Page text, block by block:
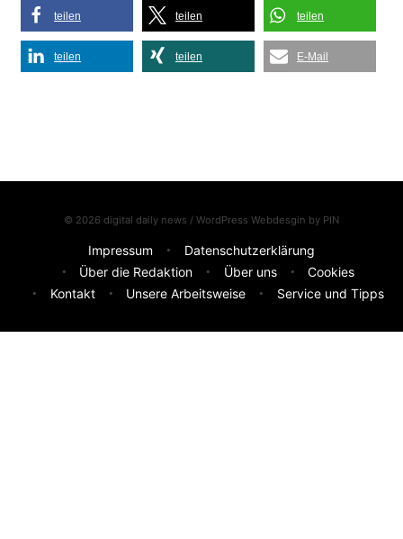
teilen teilen teilen
teilen teilen E-Mail
© 2026 digital daily news / WordPress Webdesgin by PIN
Impressum
Datenschutzerklärung
Über die Redaktion
Über uns
Cookies
Kontakt
Unsere Arbeitsweise Service und Tipps